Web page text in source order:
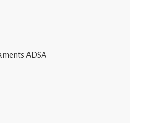
ADSA